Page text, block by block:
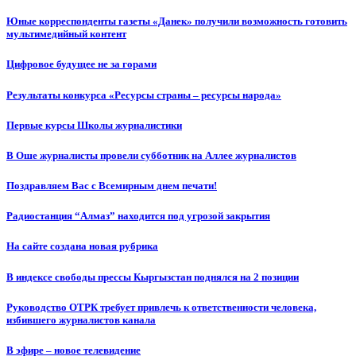
Юные корреспонденты газеты «Данек» получили возможность готовить
мультимедийный контент
Цифровое будущее не за горами
Результаты конкурса «Ресурсы страны – ресурсы народа»
Первые курсы Школы журналистики
В Оше журналисты провели субботник на Аллее журналистов
Поздравляем Вас с Всемирным днем печати!
Радиостанция “Алмаз” находится под угрозой закрытия
На сайте создана новая рубрика
В индексе свободы прессы Кыргызстан поднялся на 2 позиции
Руководство ОТРК требует привлечь к ответственности человека,
избившего журналистов канала
В эфире – новое телевидение